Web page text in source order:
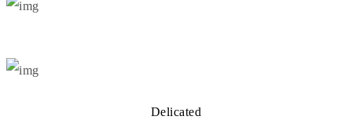
Delicated